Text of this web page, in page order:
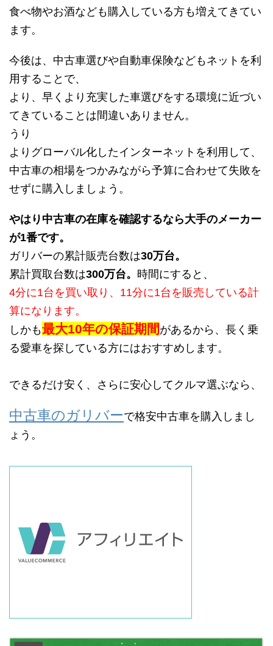
食べ物やお酒なども購入している方も増えてきてい
ます。
今後は、中古車選びや自動車保険などもネットを利
用することで、
より、早くより充実した車選びをする環境に近づい
てきていることは間違いありません。
うり
よりグローバル化したインターネットを利用して、
中古車の相場をつかみながら予算に合わせて失敗を
せずに購入しましょう。
やはり中古車の在庫を確認するなら大手のメーカー
が1番です。
ガリバーの累計販売台数は30万台。
累計買取台数は300万台。 時間にすると、
4分に1台を買い取り、11分に1台を販売している計
算になります。
しかも最大10年の保証期間 があるから、長く乗
る愛車を探している方にはおすすめします。
できるだけ安く、さらに安心してクルマ選ぶなら、
中古車のガリバーで格安中古車を購入しまし
ょう。